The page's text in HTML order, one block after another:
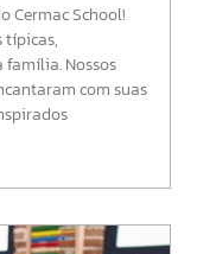
Cermac School!
típicas,
Nossos
com suas